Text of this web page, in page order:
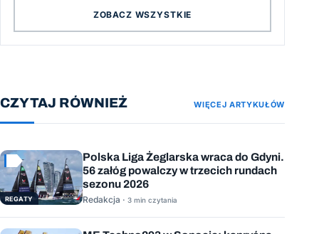
ZOBACZ WSZYSTKIE
CZYTAJ RÓWNIEŻ WIĘCEJ ARTYKUŁÓW
REGATY
Polska Liga Żeglarska wraca do Gdyni.
56 załóg powalczy w trzecich rundach
sezonu 2026
Redakcja · 3 min czytania